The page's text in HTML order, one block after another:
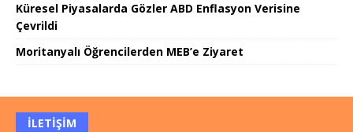
Küresel Piyasalarda Gözler ABD Enflasyon Verisine
Çevrildi
Moritanyalı Öğrencilerden MEB’e Ziyaret
İLETIŞIM